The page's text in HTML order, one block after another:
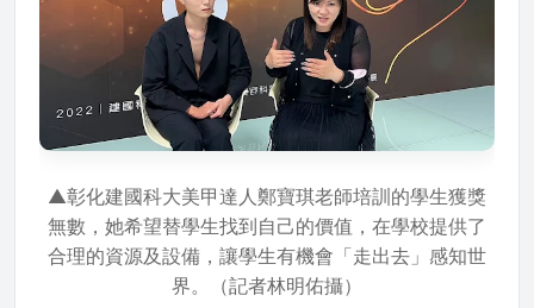
▲彰化建國科大美甲達人鄭寶琪老師培訓的學生獲獎
無數，她希望替學生找到自己的價值，在學校提供了
合理的資源及設備，讓學生有機會「走出去」感知世
界。（記者林明佑攝）